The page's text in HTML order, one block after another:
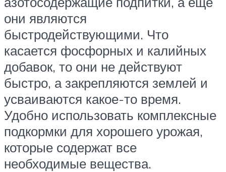
они являются
быстродействующими. Что
касается фосфорных и калийных
добавок, то они не действуют
быстро, а закрепляются землей и
усваиваются какое-то время.
Удобно использовать комплексные
подкормки для хорошего урожая,
которые содержат все
необходимые вещества.